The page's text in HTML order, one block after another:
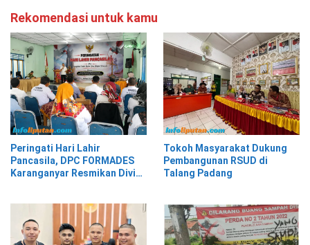
Rekomendasi untuk kamu
Peringati Hari Lahir
Pancasila, DPC FORMADES
Karanganyar Resmikan Divisi
Tokoh Masyarakat Dukung
Pembangunan RSUD di
Talang Padang